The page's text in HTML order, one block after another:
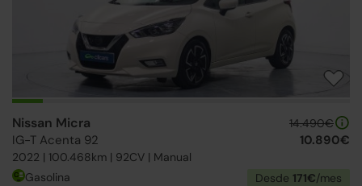
Nissan Micra
IG-T Acenta 92
2022 | 100.468km | 92CV | Manual
14.490€
10.890€
Gasolina Desde 171€/mes